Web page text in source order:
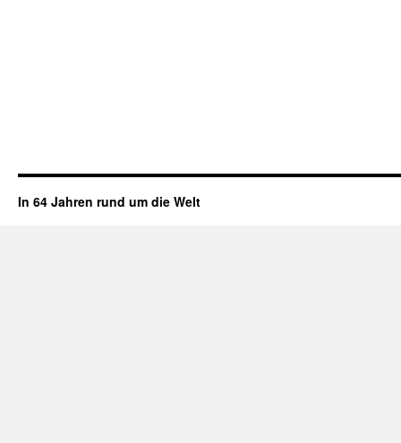
In 64 Jahren rund um die Welt